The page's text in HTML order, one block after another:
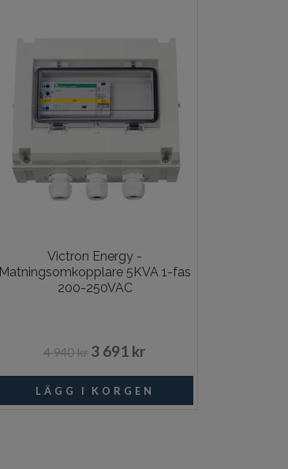
Victron Energy -
Matningsomkopplare 5KVA 1-fas
200-250VAC
4 940 kr 3 691 kr
Beställningsvara